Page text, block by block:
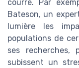
courre. Par
Bateson, un
lumière les
populations de
ses recherches,
subissent un